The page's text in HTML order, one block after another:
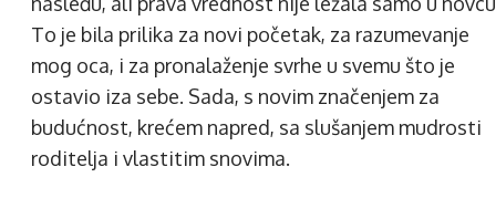
To je bila prilika za novi početak, za razumevanje
mog oca, i za pronalaženje svrhe u svemu što je
ostavio iza sebe. Sada, s novim značenjem za
budućnost, krećem napred, sa slušanjem mudrosti
roditelja i vlastitim snovima.